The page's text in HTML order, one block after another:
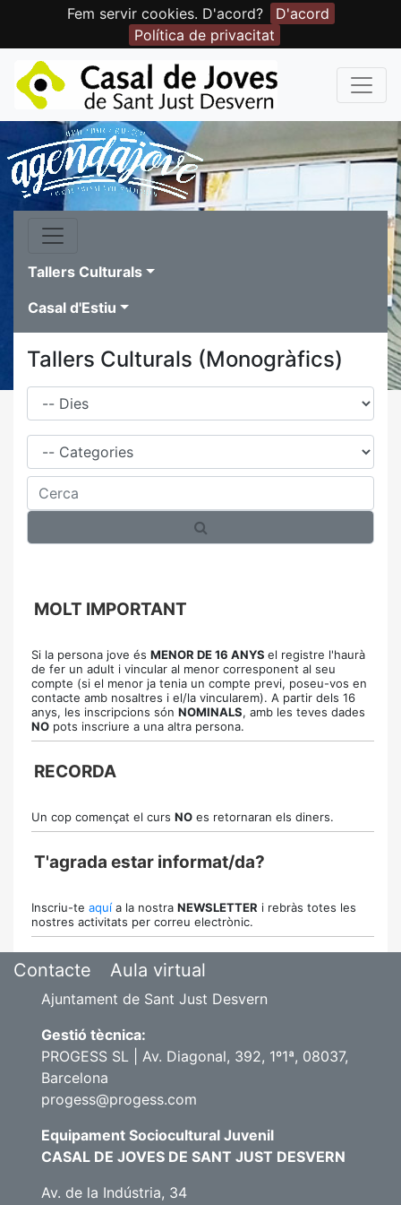
Fem servir cookies. D'acord?
D'acord
Política de privacitat
Tallers Culturals
Casal d'Estiu
Tallers Culturals (Monogràfics)
Dies
Família
Cerca
MOLT IMPORTANT
Si la persona jove és MENOR DE 16 ANYS el registre l'haurà
de fer un adult i vincular al menor corresponent al seu
compte (si el menor ja tenia un compte previ, poseu-vos en
contacte amb nosaltres i el/la vincularem). A partir dels 16
anys, les inscripcions són NOMINALS, amb les teves dades
NO pots inscriure a una altra persona.
RECORDA
Un cop començat el curs NO es retornaran els diners.
T'agrada estar informat/da?
Inscriu-te aquí a la nostra NEWSLETTER i rebràs totes les
nostres activitats per correu electrònic.
Contacte Aula virtual
Ajuntament de Sant Just Desvern
Gestió tècnica:
PROGESS SL | Av. Diagonal, 392, 1º1ª, 08037,
Barcelona
progess@progess.com
Equipament Sociocultural Juvenil
CASAL DE JOVES DE SANT JUST DESVERN
Av. de la Indústria, 34